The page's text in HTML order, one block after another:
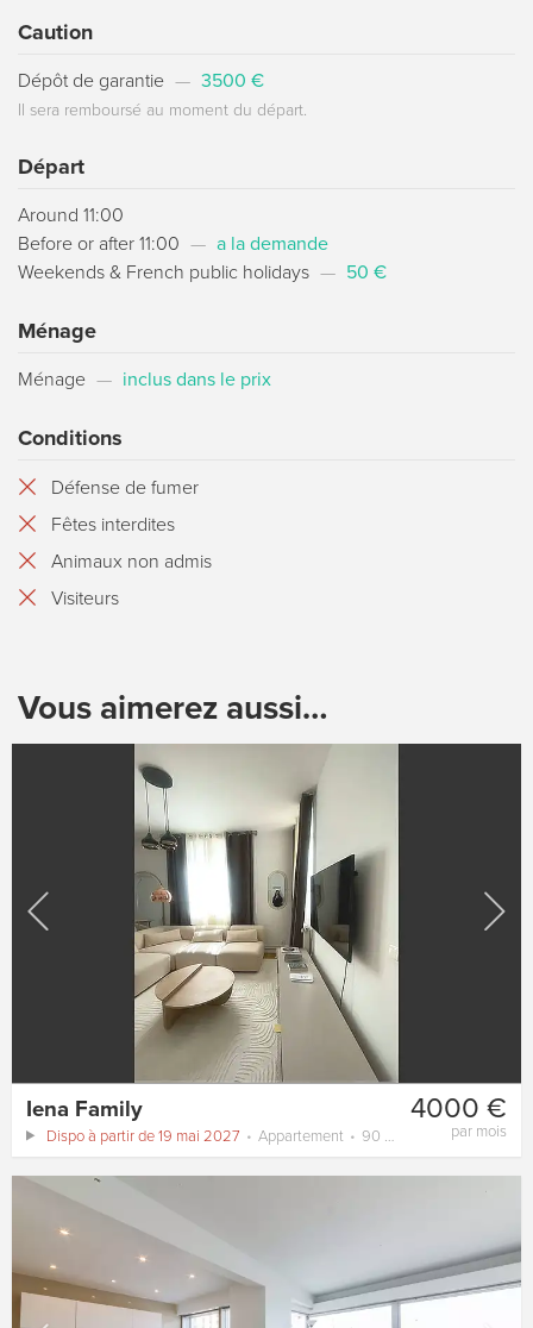
Caution
Dépôt de garantie — 3500 €
Il sera remboursé au moment du départ.
Départ
Around 11:00
Before or after 11:00 — a la demande
Weekends & French public holidays — 50 €
Ménage
Ménage — inclus dans le prix
Conditions
Défense de fumer
Fêtes interdites
Animaux non admis
Visiteurs
Vous aimerez aussi…
4000 €
par mois
Iena Family
Dispo à partir de 19 mai 2027 Appartement 90 m²